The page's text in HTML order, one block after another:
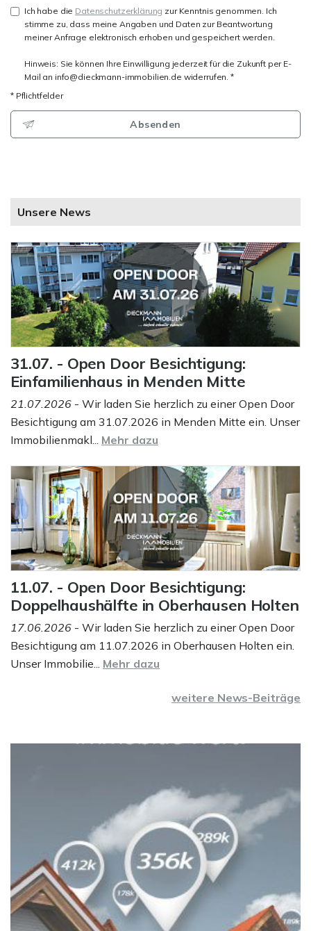
Ich habe die Datenschutzerklärung zur Kenntnis genommen. Ich
stimme zu, dass meine Angaben und Daten zur Beantwortung
meiner Anfrage elektronisch erhoben und gespeichert werden.
Hinweis: Sie können Ihre Einwilligung jederzeit für die Zukunft per E-
Mail an info@dieckmann-immobilien.de widerrufen. *
* Pflichtfelder
Absenden
Unsere News
31.07. - Open Door Besichtigung:
Einfamilienhaus in Menden Mitte
21.07.2026 - Wir laden Sie herzlich zu einer Open Door
Besichtigung am 31.07.2026 in Menden Mitte ein. Unser
Immobilienmakl... Mehr dazu
11.07. - Open Door Besichtigung:
Doppelhaushälfte in Oberhausen Holten
17.06.2026 - Wir laden Sie herzlich zu einer Open Door
Besichtigung am 11.07.2026 in Oberhausen Holten ein.
Unser Immobilie... Mehr dazu
weitere News-Beiträge